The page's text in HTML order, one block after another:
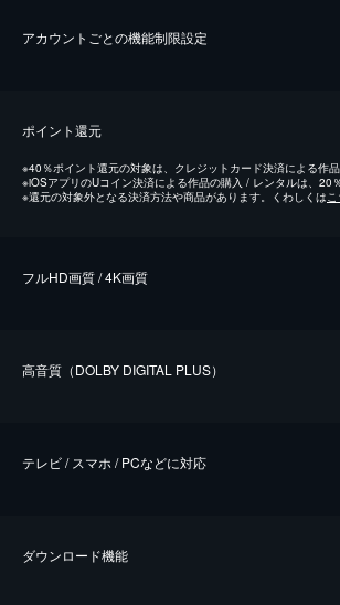
アカウントごとの機能制限設定
ポイント還元
※40％ポイント還元の対象は、クレジットカード決済による作品
※iOSアプリのUコイン決済による作品の購入 / レンタルは、20
※還元の対象外となる決済方法や商品があります。くわしくは
フルHD画質 / 4K画質
⾼⾳質（DOLBY DIGITAL PLUS）
テレビ / スマホ / PCなどに対応
ダウンロード機能